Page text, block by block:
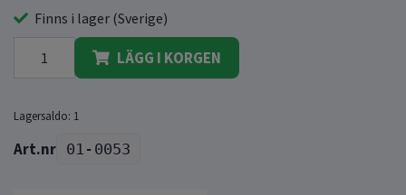
Finns i lager (Sverige)
LÄGG I KORGEN
Lagersaldo: 1
01-0053